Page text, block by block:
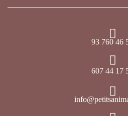
93 760 46
607 44 17